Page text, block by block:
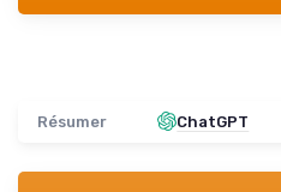
Résumer ChatGPT